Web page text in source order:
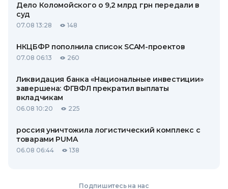
Дело Коломойского о 9,2 млрд грн передали в
суд
07.08 13:28 148
НКЦБФР пополнила список SCAM-проектов
07.08 06:13 260
Ликвидация банка «Национальные инвестиции»
завершена: ФГВФЛ прекратил выплаты
вкладчикам
06.08 10:20 225
россия уничтожила логистический комплекс с
товарами PUMA
06.08 06:44 138
Подпишитесь на нас